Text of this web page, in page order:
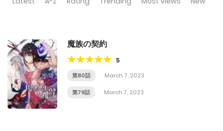
魔族の契約
5
第80話 March 7, 2023
第79話 March 7, 2023